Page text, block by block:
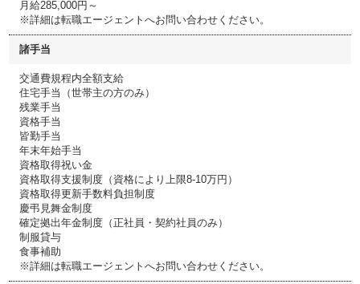
月給285,000円～
※詳細は転職エージェントへお問い合わせください。
諸手当
交通費規程内全額支給
住宅手当（世帯主の方のみ）
残業手当
資格手当
皆勤手当
年末年始手当
資格取得祝い金
資格取得支援制度（資格により上限8-10万円）
資格取得更新手数料負担制度
慶弔見舞金制度
確定拠出年金制度（正社員・契約社員のみ）
制服貸与
食事補助
※詳細は転職エージェントへお問い合わせください。